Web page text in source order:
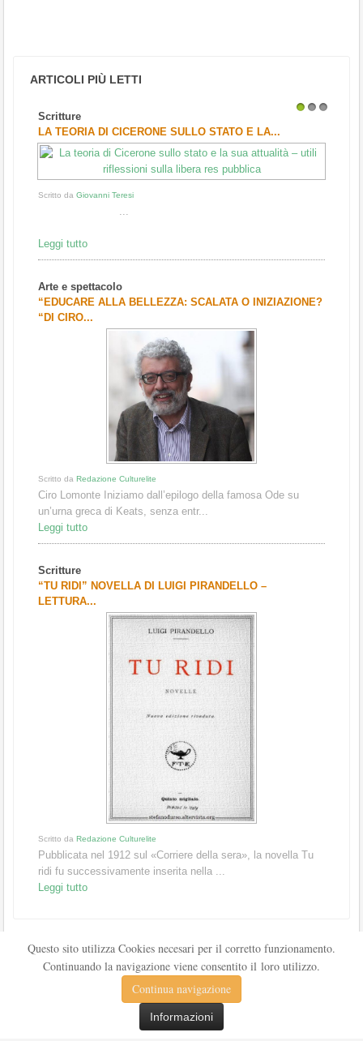
ARTICOLI PIÙ LETTI
Scritture
LA TEORIA DI CICERONE SULLO STATO E LA...
Scritto da Giovanni Teresi
...
Leggi tutto
Arte e spettacolo
“EDUCARE ALLA BELLEZZA: SCALATA O INIZIAZIONE?
“DI CIRO...
Scritto da Redazione Culturelite
Ciro Lomonte Iniziamo dall’epilogo della famosa Ode su
un’urna greca di Keats, senza entr...
Leggi tutto
Scritture
“TU RIDI” NOVELLA DI LUIGI PIRANDELLO –
LETTURA...
Scritto da Redazione Culturelite
Pubblicata nel 1912 sul «Corriere della sera», la novella Tu
ridi fu successivamente inserita nella ...
Leggi tutto
Questo sito utilizza Cookies necesari per il corretto funzionamento.
Continuando la navigazione viene consentito il loro utilizzo.
Continua navigazione
Informazioni